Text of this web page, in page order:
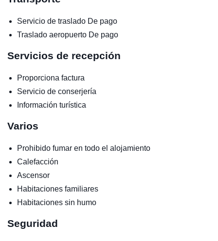
Servicio de traslado De pago
Traslado aeropuerto De pago
Servicios de recepción
Proporciona factura
Servicio de conserjería
Información turística
Varios
Prohibido fumar en todo el alojamiento
Calefacción
Ascensor
Habitaciones familiares
Habitaciones sin humo
Seguridad